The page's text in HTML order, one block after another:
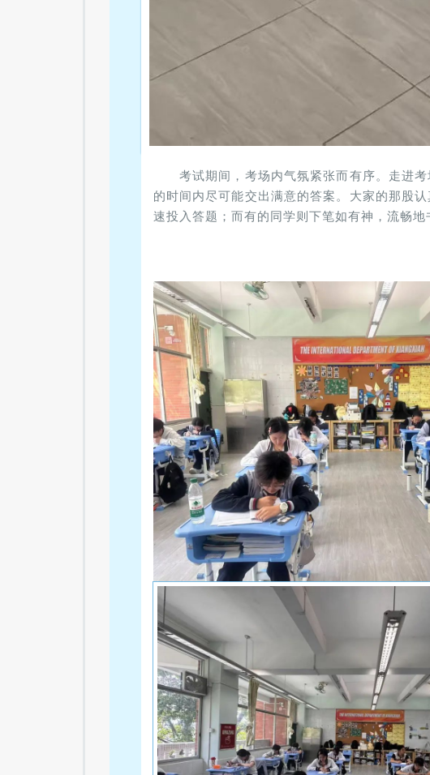
考试期间，考场内气氛紧张而有序。走进
的时间内尽可能交出满意的答案。大家的那股
速投入答题；而有的同学则下笔如有神，流畅地